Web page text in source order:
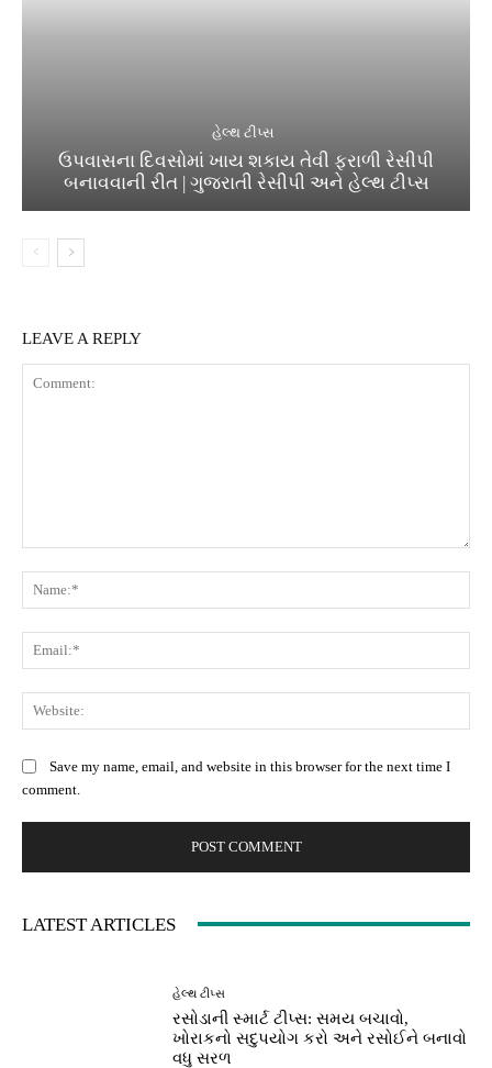
હેલ્થ ટીપ્સ
ઉપવાસના દિવસોમાં ખાય શકાય તેવી ફરાળી રેસીપી
બનાવવાની રીત | ગુજરાતી રેસીપી અને હેલ્થ ટીપ્સ
LEAVE A REPLY
Save my name, email, and website in this browser for the next time I
comment.
LATEST ARTICLES
હેલ્થ ટીપ્સ
રસોડાની સ્માર્ટ ટીપ્સ: સમય બચાવો,
ખોરાકનો સદુપયોગ કરો અને રસોઈને બનાવો
વધુ સરળ